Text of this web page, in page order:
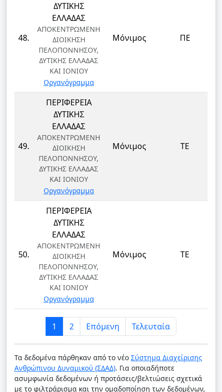
48.
ΔΥΤΙΚΗΣ
ΕΛΛΑΔΑΣ
ΑΠΟΚΕΝΤΡΩΜΕΝΗ
ΔΙΟΙΚΗΣΗ
ΠΕΛΟΠΟΝΝΗΣΟΥ,
ΔΥΤΙΚΗΣ ΕΛΛΑΔΑΣ
ΚΑΙ ΙΟΝΙΟΥ
Οργανόγραμμα
Μόνιμος ΠΕ
49.
ΠΕΡΙΦΕΡΕΙΑ
ΔΥΤΙΚΗΣ
ΕΛΛΑΔΑΣ
ΑΠΟΚΕΝΤΡΩΜΕΝΗ
ΔΙΟΙΚΗΣΗ
ΠΕΛΟΠΟΝΝΗΣΟΥ,
ΔΥΤΙΚΗΣ ΕΛΛΑΔΑΣ
ΚΑΙ ΙΟΝΙΟΥ
Οργανόγραμμα
Μόνιμος ΤΕ
50.
ΠΕΡΙΦΕΡΕΙΑ
ΔΥΤΙΚΗΣ
ΕΛΛΑΔΑΣ
ΑΠΟΚΕΝΤΡΩΜΕΝΗ
ΔΙΟΙΚΗΣΗ
ΠΕΛΟΠΟΝΝΗΣΟΥ,
ΔΥΤΙΚΗΣ ΕΛΛΑΔΑΣ
ΚΑΙ ΙΟΝΙΟΥ
Οργανόγραμμα
Μόνιμος ΤΕ
1 2 Επόμενη Τελευταία
Τα δεδομένα πάρθηκαν από το νέο Σύστημα Διαχείρισης
Ανθρώπινου Δυναμικού (ΣΔΑΔ). Για οποιαδήποτε
ασυμφωνία δεδομένων ή προτάσεις/βελτιώσεις σχετικά
με το φιλτράρισμα και την ομαδοποίηση των δεδομένων,